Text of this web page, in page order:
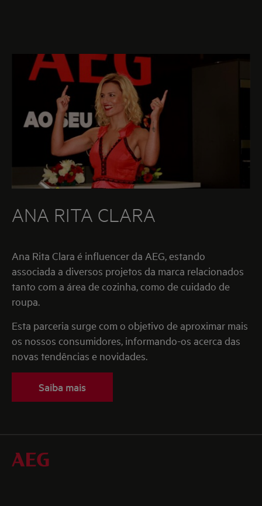
ANA RITA CLARA
Ana Rita Clara é influencer da AEG, estando
associada a diversos projetos da marca relacionados
tanto com a área de cozinha, como de cuidado de
roupa.
Esta parceria surge com o objetivo de aproximar mais
os nossos consumidores, informando-os acerca das
novas tendências e novidades.
Saiba mais